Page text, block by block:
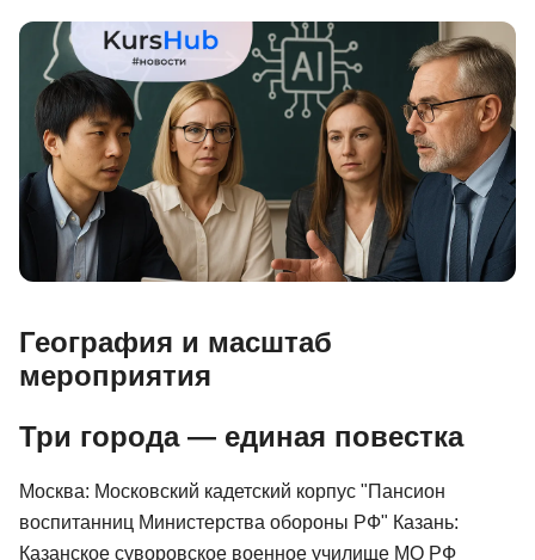
География и масштаб
мероприятия
Три города — единая повестка
Москва: Московский кадетский корпус "Пансион
воспитанниц Министерства обороны РФ" Казань:
Казанское суворовское военное училище МО РФ
Акции и промокоды
Рейтинг онлайн-школ